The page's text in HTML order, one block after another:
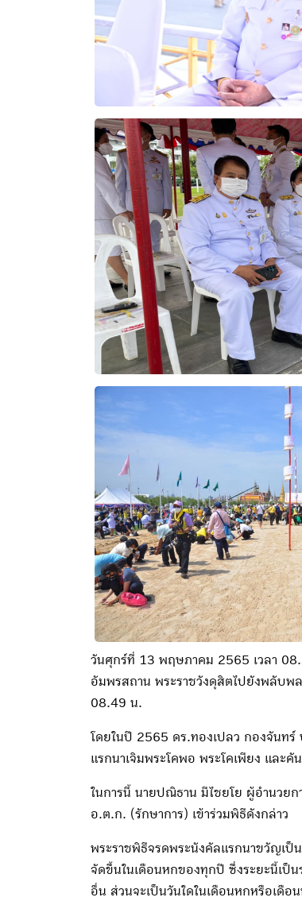
วันศุกร์ที่ 13 พฤษภาคม 2565 เวลา
อัมพรสถาน พระราชวังดุสิตไปยังพลับพ
08.49 น.
โดยในปี 2565 ดร.ทองเปลว กองจันทร์
แรกนาเจิมพระโคพอ พระโคเพียง และคั
ในการนี้ นายปณิธาน มีไชยโย ผู้อำนวย
อ.ต.ก. (รักษาการ) เข้าร่วมพิธีดังกล่าว
พระราชพิธีจรดพระนังคัลแรกนาขวัญเป็
จัดขึ้นในเดือนหกของทุกปี ซึ่งระยะนี้เป็
อื่น ส่วนจะเป็นวันใดในเดือนหกหรือเดื